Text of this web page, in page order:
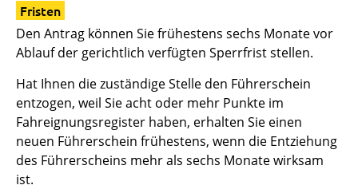
Fristen
Den Antrag können Sie frühestens sechs Monate vor
Ablauf der gerichtlich verfügten Sperrfrist stellen.
Hat Ihnen die zuständige Stelle den Führerschein
entzogen, weil Sie acht oder mehr Punkte im
Fahreignungsregister haben, erhalten Sie einen
neuen Führerschein frühestens, wenn die Entziehung
des Führerscheins mehr als sechs Monate wirksam
ist.